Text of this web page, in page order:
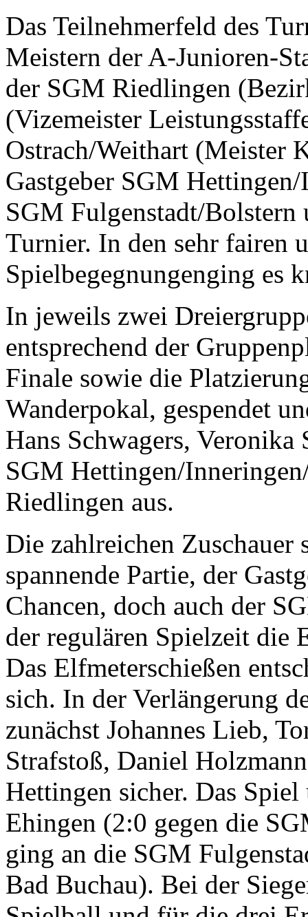
Das Teilnehmerfeld des
Meistern der A-Junioren-
der SGM Riedlingen
(Vizemeister
Ostrach/Weithart (Meister
Gastgeber SGM
SGM Fulgenstadt/Bolstern
Turnier. In den sehr fairen
Spielbegegnungenging es
In jeweils zwei
entsprechend der
Finale sowie die
Wanderpokal, gespendet
Hans Schwagers,
SGM Hettingen/
Riedlingen aus.
Die zahlreichen Zuschauer
spannende Partie, der
Chancen, doch auch der
der regulären Spielzeit die
Das Elfmeterschießen
sich. In der Verlängerung
zunächst Johannes Lieb,
Strafstoß, Daniel
Hettingen sicher. Das
Ehingen (2:0 gegen die
ging an die SGM
Bad Buchau). Bei der